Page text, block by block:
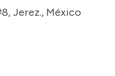
Jerez., México